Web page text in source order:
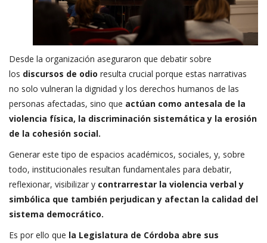
Desde la organización aseguraron que debatir sobre
los discursos de odio resulta crucial porque estas narrativas
no solo vulneran la dignidad y los derechos humanos de las
personas afectadas, sino que actúan como antesala de la
violencia física, la discriminación sistemática y la erosión
de la cohesión social.
Generar este tipo de espacios académicos, sociales, y, sobre
todo, institucionales resultan fundamentales para debatir,
reflexionar, visibilizar y contrarrestar la violencia verbal y
simbólica que también perjudican y afectan la calidad del
sistema democrático.
Es por ello que la Legislatura de Córdoba abre sus